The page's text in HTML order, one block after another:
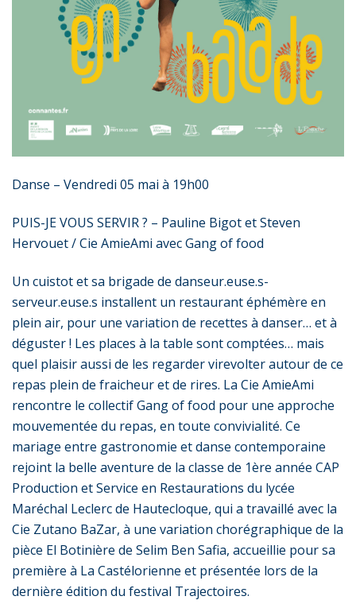
Danse – Vendredi 05 mai à 19h00
PUIS-JE VOUS SERVIR ? – Pauline Bigot et Steven
Hervouet / Cie AmieAmi avec Gang of food
Un cuistot et sa brigade de danseur.euse.s-
serveur.euse.s installent un restaurant éphémère en
plein air, pour une variation de recettes à danser… et à
déguster ! Les places à la table sont comptées… mais
quel plaisir aussi de les regarder virevolter autour de ce
repas plein de fraicheur et de rires. La Cie AmieAmi
rencontre le collectif Gang of food pour une approche
mouvementée du repas, en toute convivialité. Ce
mariage entre gastronomie et danse contemporaine
rejoint la belle aventure de la classe de 1ère année CAP
Production et Service en Restaurations du lycée
Maréchal Leclerc de Hautecloque, qui a travaillé avec la
Cie Zutano BaZar, à une variation chorégraphique de la
pièce El Botinière de Selim Ben Safia, accueillie pour sa
première à La Castélorienne et présentée lors de la
dernière édition du festival Trajectoires.